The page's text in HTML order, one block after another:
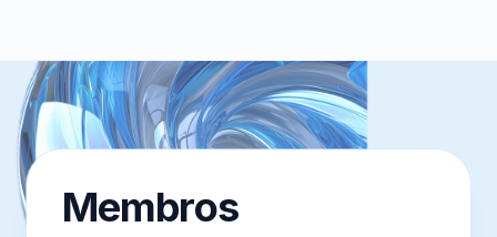
Membros